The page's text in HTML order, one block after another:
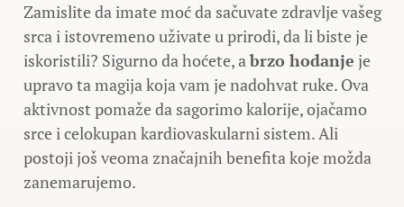
Zamislite da imate moć da sačuvate zdravlje vašeg
srca i istovremeno uživate u prirodi, da li biste je
iskoristili? Sigurno da hoćete, abrzo hodanje je
upravo ta magija koja vam je nadohvat ruke. Ova
aktivnost pomaže da sagorimo kalorije, ojačamo
srce i celokupan kardiovaskularni sistem. Ali
postoji još veoma značajnih benefita koje možda
zanemarujemo.